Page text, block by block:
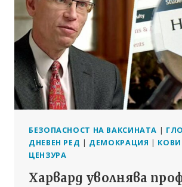
БЕЗОПАСНОСТ НА ВАКСИНАТА |
ДНЕВЕН РЕД | ДЕМОКРАЦИЯ |
ЦЕНЗУРА
Харвард уволнява